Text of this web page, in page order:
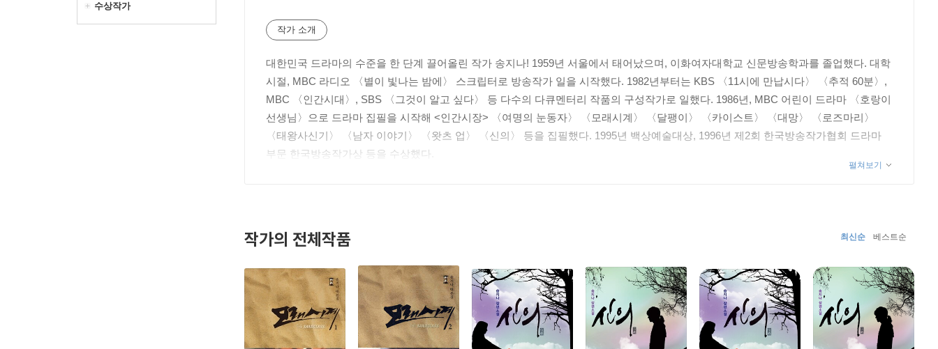
수상작가
작가 소개
대한민국 드라마의 수준을 한 단계 끌어올린 작가 송지나! 1959년 서울에서 태어났으며, 이화여자대학교 신문방송학과를 졸업했다. 대학
시절, MBC 라디오 〈별이 빛나는 밤에〉 스크립터로 방송작가 일을 시작했다. 1982년부터는 KBS 〈11시에 만납시다〉 〈추적 60분〉,
MBC 〈인간시대〉, SBS 〈그것이 알고 싶다〉 등 다수의 다큐멘터리 작품의 구성작가로 일했다. 1986년, MBC 어린이 드라마 〈호랑이
선생님〉으로 드라마 집필을 시작해 <인간시장> 〈여명의 눈동자〉 〈모래시계〉 〈달팽이〉 〈카이스트〉 〈대망〉 〈로즈마리〉
〈태왕사신기〉 〈남자 이야기〉 〈왓츠 업〉 〈신의〉 등을 집필했다. 1995년 백상예술대상, 1996년 제2회 한국방송작가협회 드라마
부문 한국방송작가상 등을 수상했다.
펼쳐보기
작가의 전체작품 최신순 베스트순